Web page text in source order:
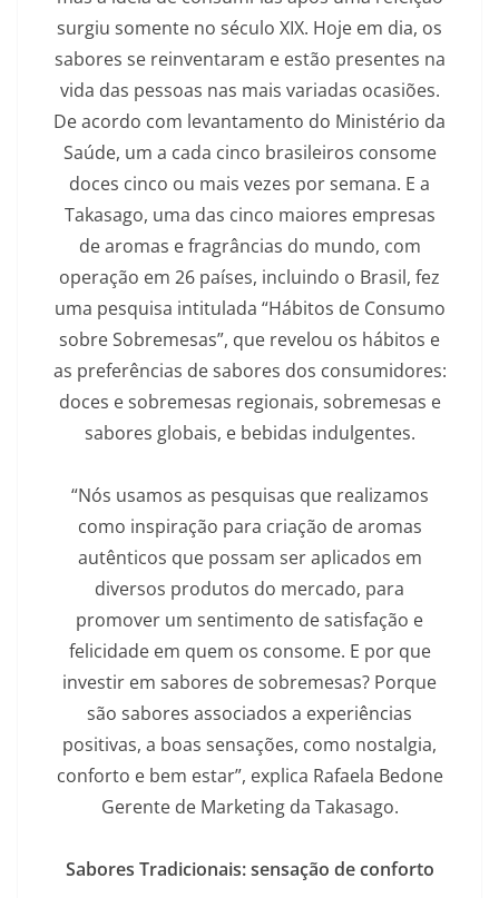
surgiu somente no século XIX. Hoje em dia, os
sabores se reinventaram e estão presentes na
vida das pessoas nas mais variadas ocasiões.
De acordo com levantamento do Ministério da
Saúde, um a cada cinco brasileiros consome
doces cinco ou mais vezes por semana. E a
Takasago, uma das cinco maiores empresas
de aromas e fragrâncias do mundo, com
operação em 26 países, incluindo o Brasil, fez
uma pesquisa intitulada “Hábitos de Consumo
sobre Sobremesas”, que revelou os hábitos e
as preferências de sabores dos consumidores:
doces e sobremesas regionais, sobremesas e
sabores globais, e bebidas indulgentes.
“Nós usamos as pesquisas que realizamos
como inspiração para criação de aromas
autênticos que possam ser aplicados em
diversos produtos do mercado, para
promover um sentimento de satisfação e
felicidade em quem os consome. E por que
investir em sabores de sobremesas? Porque
são sabores associados a experiências
positivas, a boas sensações, como nostalgia,
conforto e bem estar”, explica Rafaela Bedone
Gerente de Marketing da Takasago.
Sabores Tradicionais: sensação de conforto